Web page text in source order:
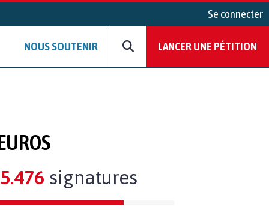
Se connecter
NOUS SOUTENIR LANCER UNE PÉTITION
signatures